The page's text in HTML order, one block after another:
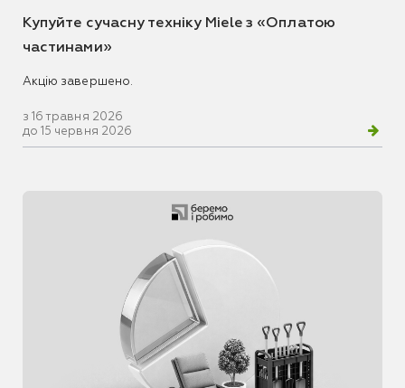
Купуйте сучасну техніку Miele з «Оплатою
частинами»
Акцію завершено.
з 16 травня 2026
до 15 червня 2026